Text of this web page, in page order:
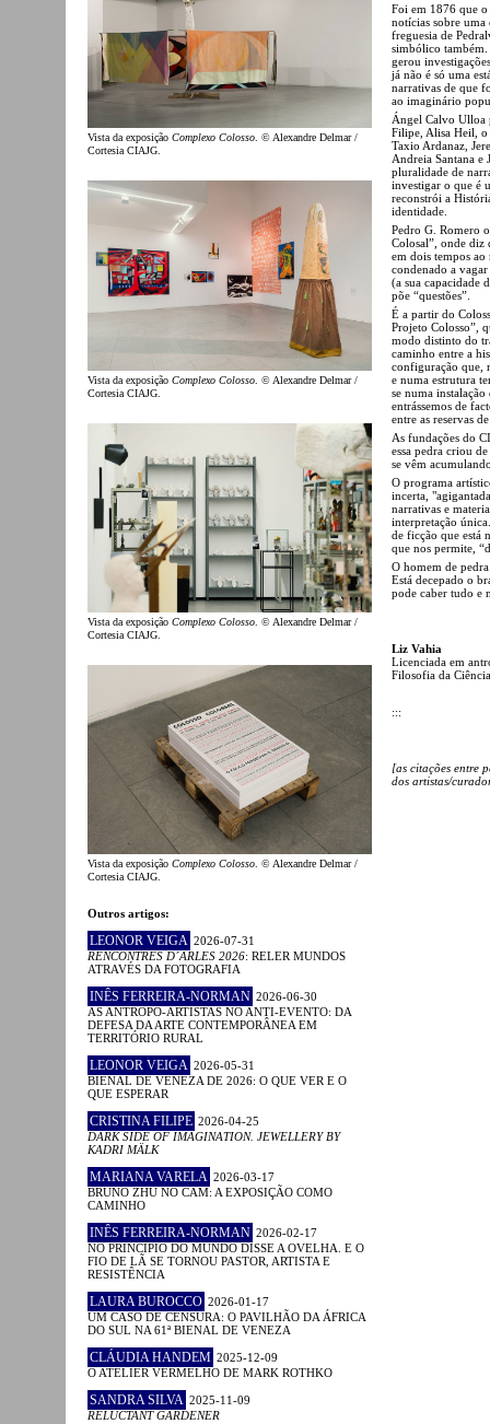
Vista da exposição Complexo Colosso. © Alexandre Delmar /
Cortesia CIAJG.
Vista da exposição Complexo Colosso . © Alexandre Delmar /
Cortesia CIAJG.
Vista da exposição Complexo Colosso . © Alexandre Delmar /
Cortesia CIAJG.
Vista da exposição Complexo Colosso. © Alexandre Delmar /
Cortesia CIAJG.
Outros artigos:
LEONOR VEIGA 2026-07-31
RENCONTRES D´ARLES 2026: RELER MUNDOS
ATRAVÉS DA FOTOGRAFIA
INÊS FERREIRA-NORMAN 2026-06-30
AS ANTROPO-ARTISTAS NO ANTI-EVENTO: DA
DEFESA DA ARTE CONTEMPORÂNEA EM
TERRITÓRIO RURAL
LEONOR VEIGA 2026-05-31
BIENAL DE VENEZA DE 2026: O QUE VER E O
QUE ESPERAR
CRISTINA FILIPE 2026-04-25
DARK SIDE OF IMAGINATION. JEWELLERY BY
KADRI MÄLK
MARIANA VARELA 2026-03-17
BRUNO ZHU NO CAM: A EXPOSIÇÃO COMO
CAMINHO
INÊS FERREIRA-NORMAN 2026-02-17
NO PRINCÍPIO DO MUNDO DISSE A OVELHA. E O
FIO DE LÃ SE TORNOU PASTOR, ARTISTA E
RESISTÊNCIA
LAURA BUROCCO 2026-01-17
UM CASO DE CENSURA: O PAVILHÃO DA ÁFRICA
DO SUL NA 61ª BIENAL DE VENEZA
CLÁUDIA HANDEM 2025-12-09
O ATELIER VERMELHO DE MARK ROTHKO
SANDRA SILVA 2025-11-09
RELUCTANT GARDENER
Foi em 1876 que
notícias sobre uma
freguesia de
simbólico também.
gerou
já não é só uma
narrativas de que
ao imaginário
Ángel Calvo Ulloa
Filipe, Alisa Heil,
Taxio Ardanaz,
Andreia Santana e
pluralidade de
investigar o que é
reconstrói a
identidade.
Pedro G. Romero
Colosal”, onde diz
em dois tempos
condenado a
(a sua capacidade
põe “questões”.
É a partir do
Projeto Colosso”,
modo distinto do
caminho entre a
configuração que,
e numa estrutura
se numa
entrássemos de
entre as reservas
As fundações do
essa pedra criou
se vêm
O programa
incerta,
narrativas e
interpretação
de ficção que está
que nos permite,
O homem de
Está decepado o
pode caber tudo e
Liz Vahia
Licenciada em
Filosofia da
:::
[as citações entre
dos artistas/